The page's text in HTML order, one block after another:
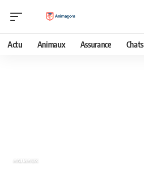
Actu Animaux Assurance Chats
ANIMAUX